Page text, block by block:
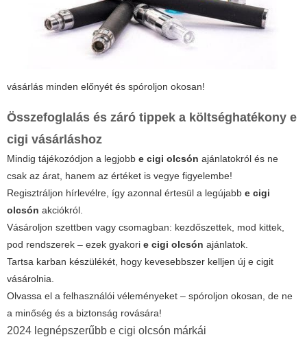
vásárlás minden előnyét és spóroljon okosan!
Összefoglalás és záró tippek a költséghatékony e
cigi vásárláshoz
Mindig tájékozódjon a legjobb e cigi olcsón ajánlatokról és ne
csak az árat, hanem az értéket is vegye figyelembe!
Regisztráljon hírlevélre, így azonnal értesül a legújabb e cigi
olcsón akciókról.
Vásároljon szettben vagy csomagban: kezdőszettek, mod kittek,
pod rendszerek – ezek gyakori e cigi olcsón ajánlatok.
Tartsa karban készülékét, hogy kevesebbszer kelljen új e cigit
vásárolnia.
Olvassa el a felhasználói véleményeket – spóroljon okosan, de ne
a minőség és a biztonság rovására!
2024 legnépszerűbb e cigi olcsón márkái